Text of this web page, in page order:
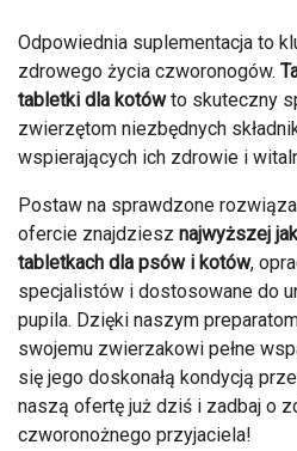
Odpowiednia suplementacja to
zdrowego życia czworonogów.
tabletki dla kotówto skuteczny
zwierzętom niezbędnych
wspierających ich zdrowie i
Postaw na sprawdzone
ofercie znajdziesz najwyższej
tabletkach dla psów i kotów,
specjalistów i dostosowane do
pupila. Dzięki naszym
swojemu zwierzakowi pełne
się jego doskonałą kondycją
naszą ofertę już dziś i zadbaj o
czworonożnego przyjaciela!